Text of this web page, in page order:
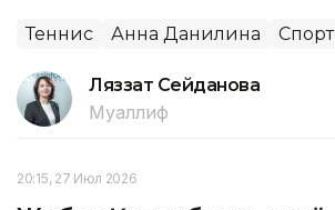
Теннис Анна Данилина Спорт
Ляззат Сейданова
Муаллиф
20:15, 27 Июл 2026